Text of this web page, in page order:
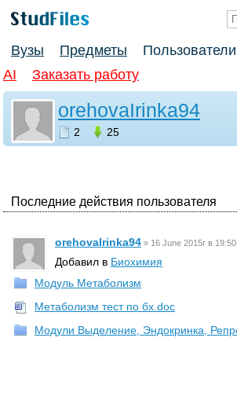
Вузы Предметы Пользователи
AI
Заказать работу
orehovaIrinka94
2 25
Последние действия пользователя
orehovaIrinka94 » 16 June 2015г в 19:50
Добавил в Биохимия
Модуль Метаболизм
Метаболизм тест по бх.doc
Модули Выделение, Эндокринка,